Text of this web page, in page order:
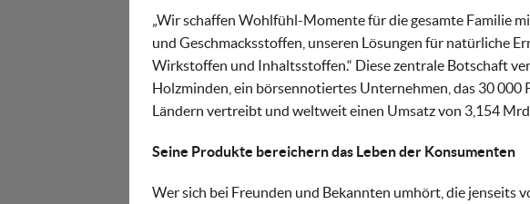
„Wir schaffen Wohlfühl-Momente für die gesamte Familie
und Geschmacksstoffen, unseren Lösungen für natürliche
Wirkstoffen und Inhaltsstoffen.“ Diese zentrale Botschaft
Holzminden, ein börsennotiertes Unternehmen, das 30 000
Ländern vertreibt und weltweit einen Umsatz von 3,154
Seine Produkte bereichern das Leben der Konsumenten
Wer sich bei Freunden und Bekannten umhört, die jenseits